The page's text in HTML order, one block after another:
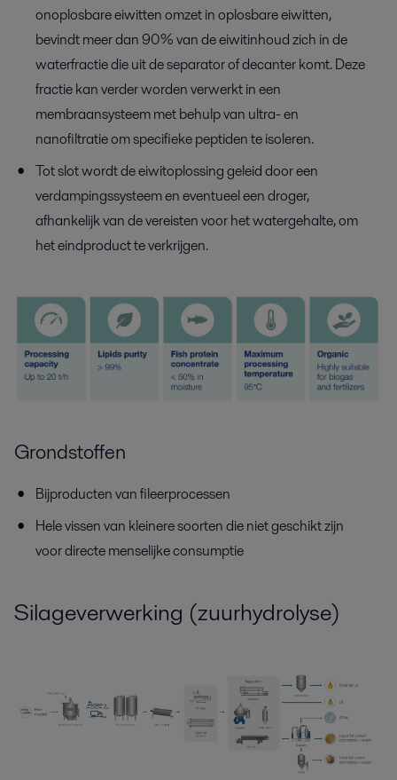
onoplosbare eiwitten omzet in oplosbare eiwitten,
bevindt meer dan 90% van de eiwitinhoud zich in de
waterfractie die uit de separator of decanter komt. Deze
fractie kan verder worden verwerkt in een
membraansysteem met behulp van ultra- en
nanofiltratie om specifieke peptiden te isoleren.
Tot slot wordt de eiwitoplossing geleid door een
verdampingssysteem en eventueel een droger,
afhankelijk van de vereisten voor het watergehalte, om
het eindproduct te verkrijgen.
Grondstoffen
Bijproducten van fileerprocessen
Hele vissen van kleinere soorten die niet geschikt zijn
voor directe menselijke consumptie
Silageverwerking (zuurhydrolyse)